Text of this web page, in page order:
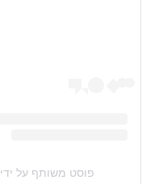
פוסט משותף על ידי ‏‎מישל המלכה‎‏ (@‏‎mishelpru‎‏)